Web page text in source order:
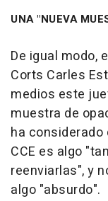
UNA "NUEVA
De igual modo,
Corts Carles
medios este
muestra de
ha
CCE es algo
reenviarlas", y
algo "absurdo".